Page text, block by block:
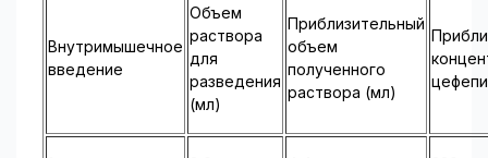
Внутримышечное
введение
Объем
раствора
для
разведения
(мл)
Приблизительный
объем
полученного
раствора (мл)